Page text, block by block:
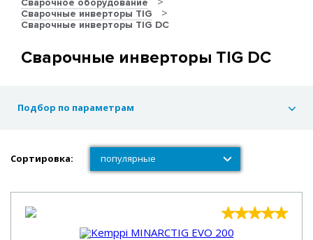
Сварочное оборудование
Сварочные инверторы TIG
Сварочные инверторы TIG DC
Сварочные инверторы TIG DC
Подбор по параметрам
Сортировка: популярные
популярные